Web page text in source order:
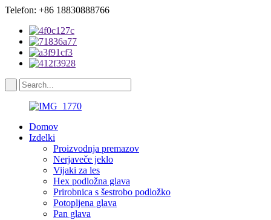
Telefon: +86 18830888766
Domov
Izdelki
Proizvodnja premazov
Nerjaveče jeklo
Vijaki za les
Hex podložna glava
Prirobnica s šestrobo podložko
Potopljena glava
Pan glava